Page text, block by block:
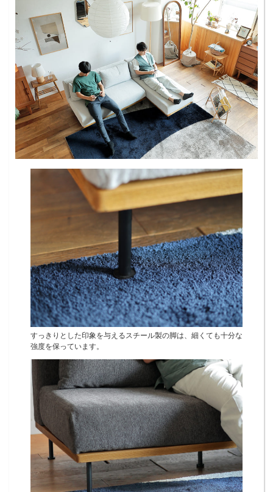
すっきりとした印象を与えるスチール製の脚は、細くても十分な
強度を保っています。